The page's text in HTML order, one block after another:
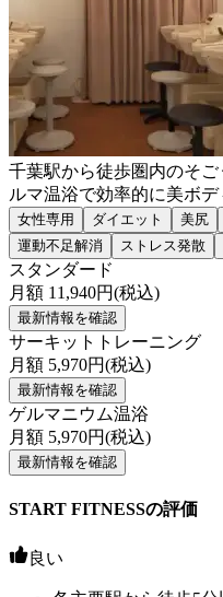
千葉駅から徒歩圏内のそ
ルマ温浴で効率的に美ボ
女性専用 ダイエット 美尻
運動不足解消
ストレス発散
スタンダード
月額 11,940円(税込)
最新情報を確認
サーキットトレーニング
月額 5,970円(税込)
最新情報を確認
ゲルマニウム温浴
月額 5,970円(税込)
最新情報を確認
START FITNESSの評価
良い